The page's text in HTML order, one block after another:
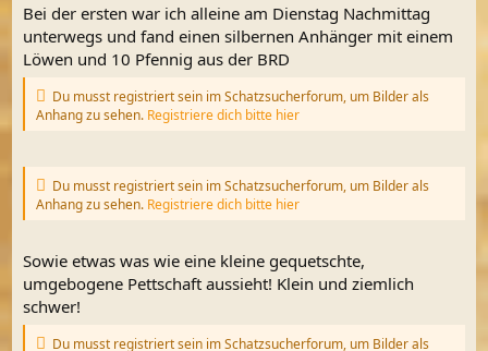
Bei der ersten war ich alleine am Dienstag Nachmittag
unterwegs und fand einen silbernen Anhänger mit einem
Löwen und 10 Pfennig aus der BRD
Du musst registriert sein im Schatzsucherforum, um Bilder als
Anhang zu sehen. Registriere dich bitte hier
Du musst registriert sein im Schatzsucherforum, um Bilder als
Anhang zu sehen. Registriere dich bitte hier
Sowie etwas was wie eine kleine gequetschte,
umgebogene Pettschaft aussieht! Klein und ziemlich
schwer!
Du musst registriert sein im Schatzsucherforum, um Bilder als